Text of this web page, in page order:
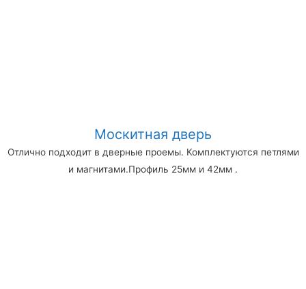
Москитная дверь
Отлично подходит в дверные проемы. Комплектуются петлями
и магнитами.Профиль 25мм и 42мм .